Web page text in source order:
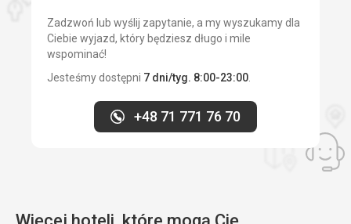
Zadzwoń lub wyślij zapytanie, a my wyszukamy dla
Ciebie wyjazd, który będziesz długo i mile
wspominać!
Jesteśmy dostępni 7 dni/tyg. 8:00-23:00
+48 71 771 76 70